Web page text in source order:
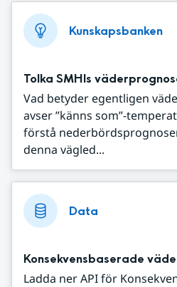
Kunskapsbanken
Tolka SMHIs
Vad betyder egentligen
avser ”känns som”-
förstå
denna vägled...
Data
Konsekvensbaserade
Ladda ner API för